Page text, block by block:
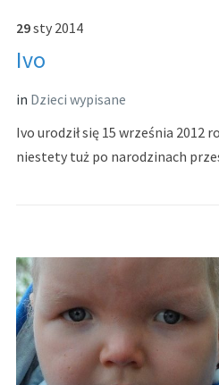
29sty 2014
Ivo
in Dzieci wypisane
Ivo urodził się 15 września 2012
niestety tuż po narodzinach